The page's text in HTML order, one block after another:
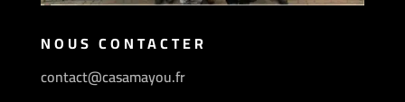
NOUS CONTACTER
contact@casamayou.fr